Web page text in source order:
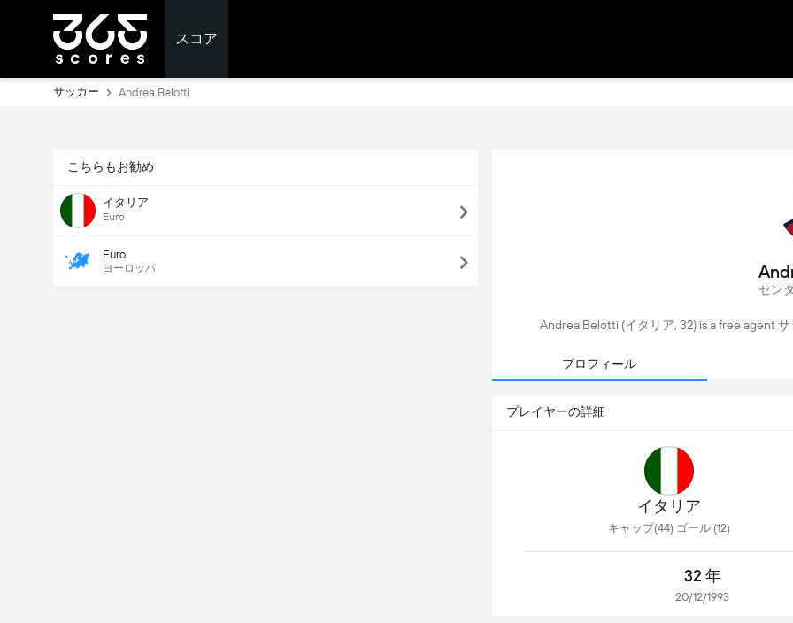
スコア
サッカー Andrea Belotti
こちらもお勧め
イタリア
Euro
Euro
ヨーロッパ
セン
Andrea Belotti (イタリア, 32) is a free agent
プロフィール
プレイヤーの詳細
イタリア
キャップ(44) ゴール (12)
32 年
20/12/1993